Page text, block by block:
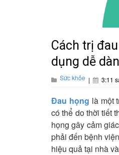
Cách trị
dụng dễ
Sức khỏe | 3:11
Đau họng là một
có thể do thời tiết
họng gây cảm
phải đến bệnh
hiệu quả tại nhà